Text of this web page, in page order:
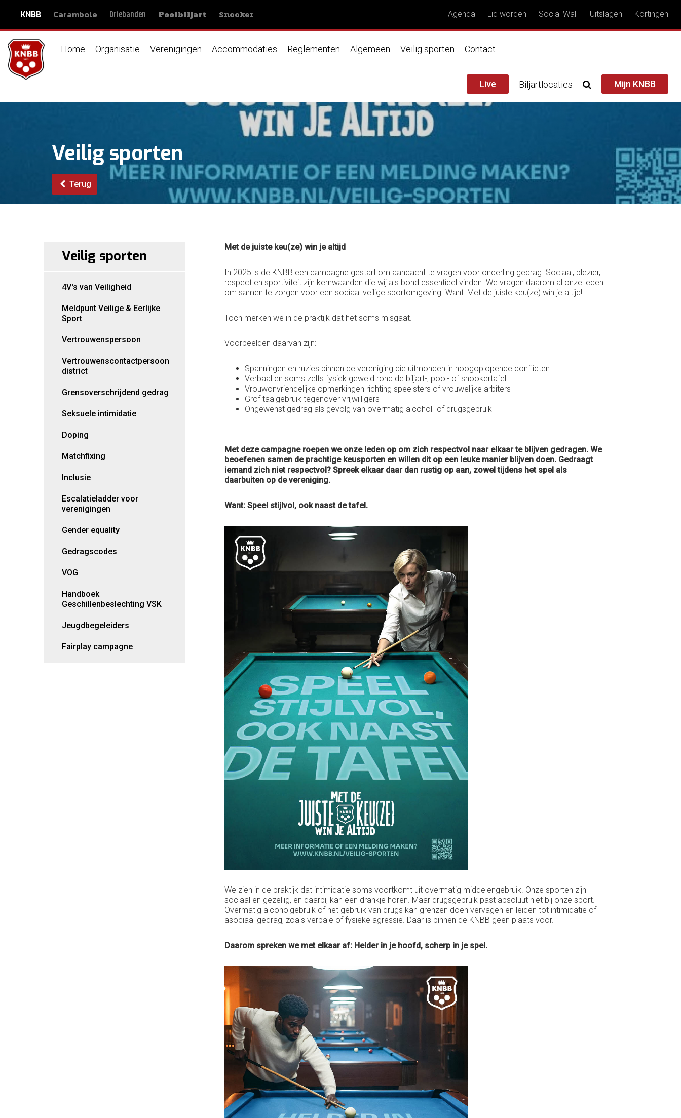
KNBB Carambole Driebanden Poolbiljart Snooker Agenda Lid worden Social Wall Uitslagen Kortingen
Home Organisatie Verenigingen Accommodaties Reglementen Algemeen Veilig sporten Contact
Live Biljartlocaties Mijn KNBB
Veilig sporten
Terug
Veilig sporten
4V's van Veiligheid
Meldpunt Veilige & Eerlijke
Sport
Vertrouwenspersoon
Vertrouwenscontactpersoon
district
Grensoverschrijdend gedrag
Seksuele intimidatie
Doping
Matchfixing
Inclusie
Escalatieladder voor
verenigingen
Gender equality
Gedragscodes
VOG
Handboek
Geschillenbeslechting VSK
Jeugdbegeleiders
Fairplay campagne
Met de juiste keu(ze) win je altijd
In 2025 is de KNBB een campagne gestart om aandacht te vragen voor onderling gedrag. Sociaal, plezier,
respect en sportiviteit zijn kernwaarden die wij als bond essentieel vinden. We vragen daarom al onze leden
om samen te zorgen voor een sociaal veilige sportomgeving.Want: Met de juiste keu(ze) win je altijd!
Toch merken we in de praktijk dat het soms misgaat.
Voorbeelden daarvan zijn:
Spanningen en ruzies binnen de vereniging die uitmonden in hoogoplopende conflicten
Verbaal en soms zelfs fysiek geweld rond de biljart-, pool- of snookertafel
Vrouwonvriendelijke opmerkingen richting speelsters of vrouwelijke arbiters
Grof taalgebruik tegenover vrijwilligers
Ongewenst gedrag als gevolg van overmatig alcohol- of drugsgebruik
Met deze campagne roepen we onze leden op om zich respectvol naar elkaar te blijven gedragen. We
beoefenen samen de prachtige keusporten en willen dit op een leuke manier blijven doen. Gedraagt
iemand zich niet respectvol? Spreek elkaar daar dan rustig op aan, zowel tijdens het spel als
daarbuiten op de vereniging.
Want: Speel stijlvol, ook naast de tafel.
We zien in de praktijk dat intimidatie soms voortkomt uit overmatig middelengebruik. Onze sporten zijn
sociaal en gezellig, en daarbij kan een drankje horen. Maar drugsgebruik past absoluut niet bij onze sport.
Overmatig alcoholgebruik of het gebruik van drugs kan grenzen doen vervagen en leiden tot intimidatie of
asociaal gedrag, zoals verbale of fysieke agressie. Daar is binnen de KNBB geen plaats voor.
Daarom spreken we met elkaar af: Helder in je hoofd, scherp in je spel.